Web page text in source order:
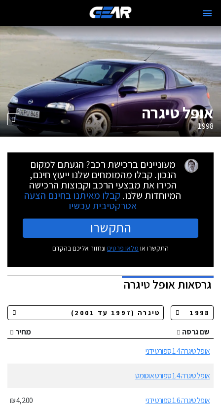
אופל טיגרה
1998
מעוניינים ברכישת רכב? הגעתם למקום
הנכון. קבלו מהמומחים שלנו ייעוץ חינם,
הכירו את מבצעי הרכב וקבוצות הרכישה
המיוחדות שלנו. קבלו מאיתנו בחינם הצעה
אטרקטיבית עכשיו
התקשרו
התקשרו או מלאו פרטים ונחזור אליכם בהקדם
גרסאותאופל טיגרה
שם גרסה
מחיר
אופל טיגרה 1.4 ספורט ידני
אופל טיגרה 1.4 ספורט אוטומט
אופל טיגרה 1.6 ספורט ידני
4,200 ₪